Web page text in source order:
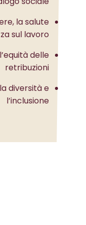
la salute
sul lavoro
delle
retribuzioni
diversità e
l’inclusione